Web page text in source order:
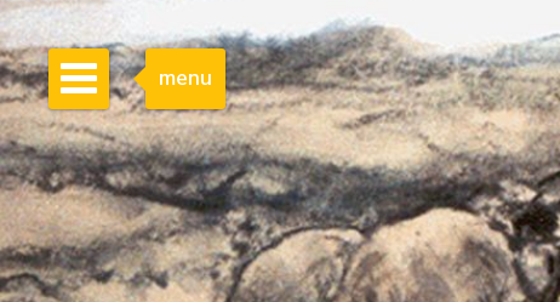
menu